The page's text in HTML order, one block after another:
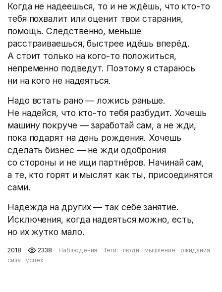
Когда не надеешься, то и не ждёшь, что кто-то
тебя похвалит или оценит твои старания,
помощь. Следственно, меньше
расстраиваешься, быстрее идёшь вперёд.
А стоит только на кого-то положиться,
непременно подведут. Поэтому я стараюсь
ни на кого не надеяться.
Надо встать рано — ложись раньше.
Не надейся, что кто-то тебя разбудит. Хочешь
машину покруче — заработай сам, а не жди,
пока подарят на день рождения. Хочешь
сделать бизнес — не жди одоброния
со стороны и не ищи партнёров. Начинай сам,
а те, кто горят и мыслят как ты, присоединятся
сами.
Надежда на других — так себе занятие.
Исключения, когда надеяться можно, есть,
но их жутко мало.
2018 2338 Наблюдения Теги: люди мышление
ожидания
сила
успех